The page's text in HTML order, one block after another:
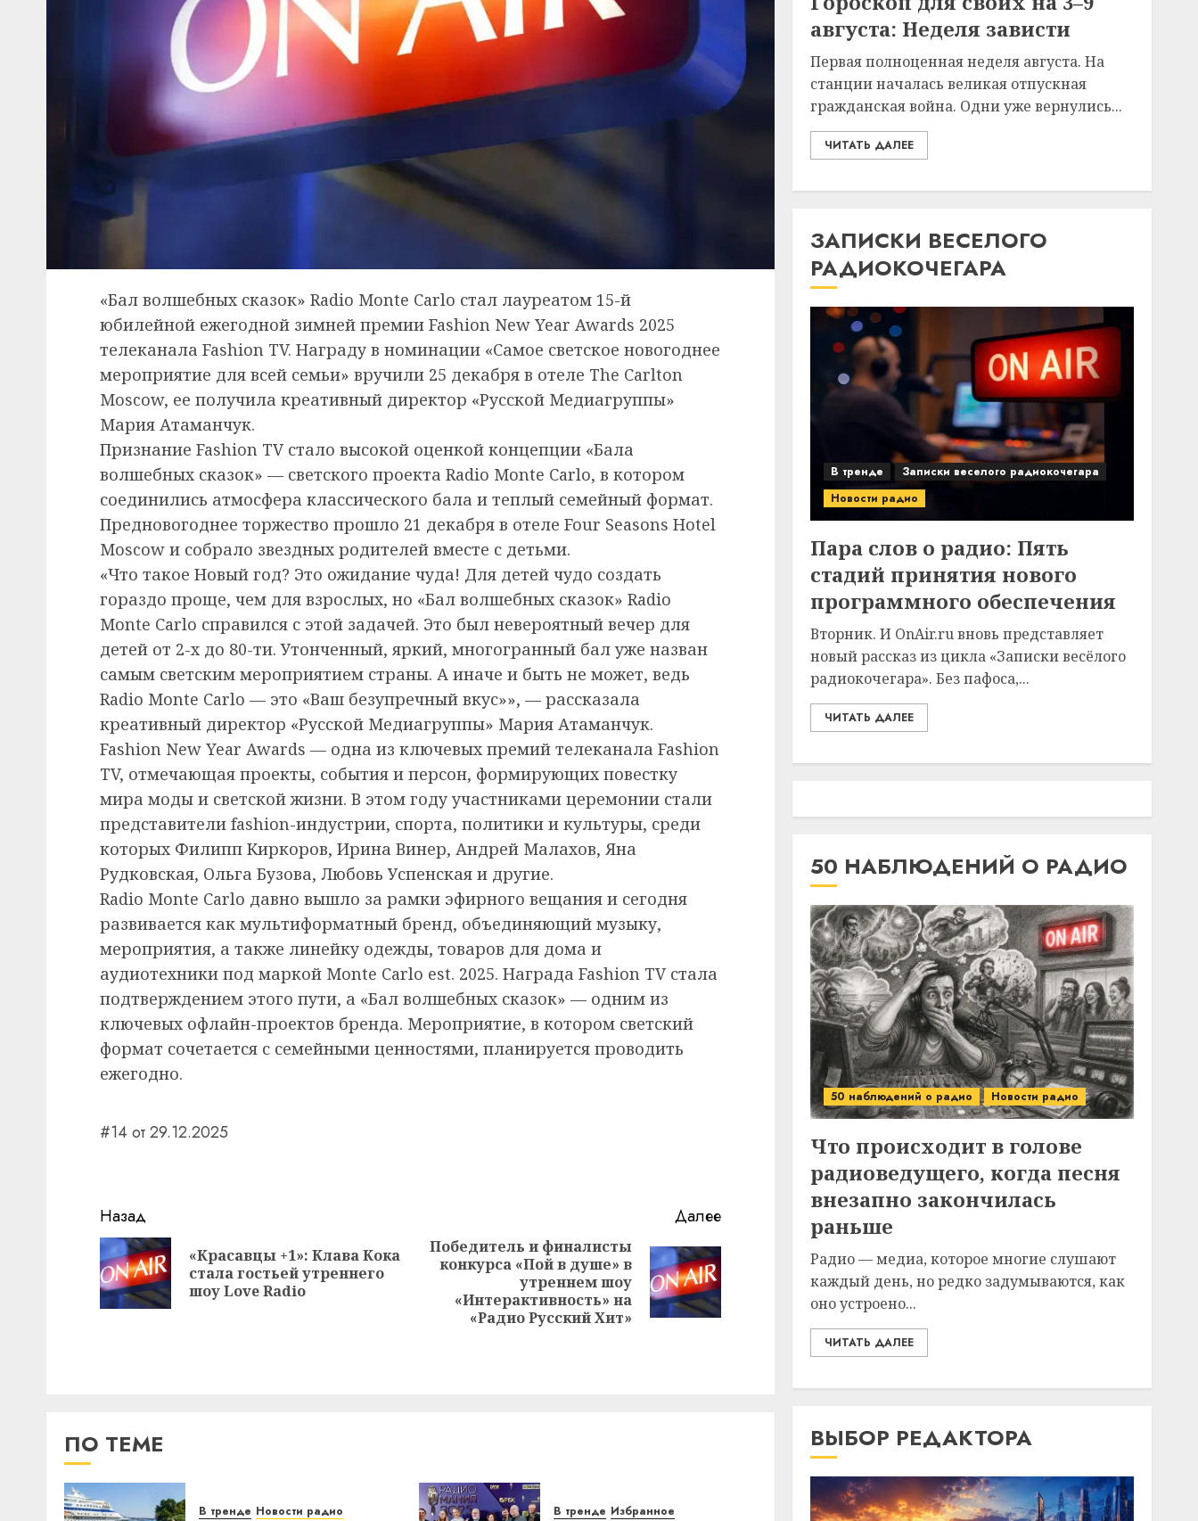
«Бал волшебных сказок» Radio Monte Carlo стал лауреатом 15-й
юбилейной ежегодной зимней премии Fashion New Year Awards 2025
телеканала Fashion TV. Награду в номинации «Самое светское новогоднее
мероприятие для всей семьи» вручили 25 декабря в отеле The Carlton
Moscow, ее получила креативный директор «Русской Медиагруппы»
Мария Атаманчук.
Признание Fashion TV стало высокой оценкой концепции «Бала
волшебных сказок» — светского проекта Radio Monte Carlo, в котором
соединились атмосфера классического бала и теплый семейный формат.
Предновогоднее торжество прошло 21 декабря в отеле Four Seasons Hotel
Moscow и собрало звездных родителей вместе с детьми.
«Что такое Новый год? Это ожидание чуда! Для детей чудо создать
гораздо проще, чем для взрослых, но «Бал волшебных сказок» Radio
Monte Carlo справился с этой задачей. Это был невероятный вечер для
детей от 2-х до 80-ти. Утонченный, яркий, многогранный бал уже назван
самым светским мероприятием страны. А иначе и быть не может, ведь
Radio Monte Carlo — это «Ваш безупречный вкус»», — рассказала
креативный директор «Русской Медиагруппы» Мария Атаманчук.
Fashion New Year Awards — одна из ключевых премий телеканала Fashion
TV, отмечающая проекты, события и персон, формирующих повестку
мира моды и светской жизни. В этом году участниками церемонии стали
представители fashion-индустрии, спорта, политики и культуры, среди
которых Филипп Киркоров, Ирина Винер, Андрей Малахов, Яна
Рудковская, Ольга Бузова, Любовь Успенская и другие.
Radio Monte Carlo давно вышло за рамки эфирного вещания и сегодня
развивается как мультиформатный бренд, объединяющий музыку,
мероприятия, а также линейку одежды, товаров для дома и
аудиотехники под маркой Monte Carlo est. 2025. Награда Fashion TV стала
подтверждением этого пути, а «Бал волшебных сказок» — одним из
ключевых офлайн-проектов бренда. Мероприятие, в котором светский
формат сочетается с семейными ценностями, планируется проводить
ежегодно.
#14 от 29.12.2025
Навигация
записи
Назад
Предыдущая
запись:
«Красавцы +1»: Клава Кока
стала гостьей утреннего
шоу Love Radio
Далее
Следующая
запись:
Победитель и финалисты
конкурса «Пой в душе» в
утреннем шоу
«Интерактивность» на
«Радио Русский Хит»
ПО ТЕМЕ
В тренде Новости радио В тренде Избранное
августа: Неделя зависти
Первая полноценная неделя августа. На
станции началась великая отпускная
гражданская война. Одни уже вернулись...
ЧИТАТЬ ДАЛЕЕ
ЗАПИСКИ ВЕСЕЛОГО
РАДИОКОЧЕГАРА
В тренде
Записки веселого радиокочегара
Новости радио
Пара слов о радио: Пять
стадий принятия нового
программного обеспечения
Вторник. И OnAir.ru вновь представляет
новый рассказ из цикла «Записки весёлого
радиокочегара». Без пафоса,...
ЧИТАТЬ ДАЛЕЕ
50 НАБЛЮДЕНИЙ О РАДИО
50 наблюдений о радио Новости радио
Что происходит в голове
радиоведущего, когда песня
внезапно закончилась
раньше
Радио — медиа, которое многие слушают
каждый день, но редко задумываются, как
оно устроено...
ЧИТАТЬ ДАЛЕЕ
ВЫБОР РЕДАКТОРА